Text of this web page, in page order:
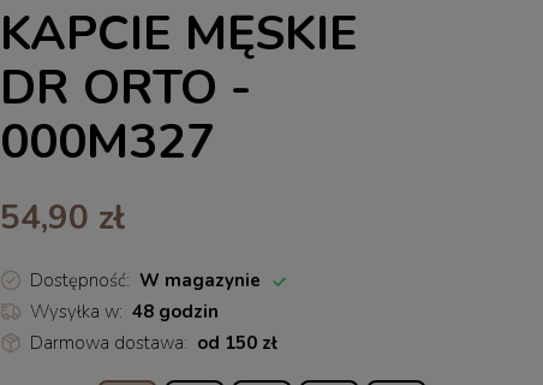
KAPCIE MĘSKIE
DR ORTO -
000M327
54,90 zł
Dostępność: W magazynie
Wysyłka w: 48 godzin
Darmowa dostawa: od 150 zł